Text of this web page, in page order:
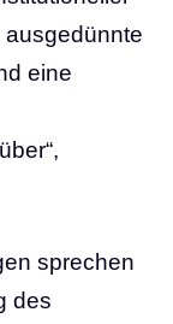
eine
sprechen
des